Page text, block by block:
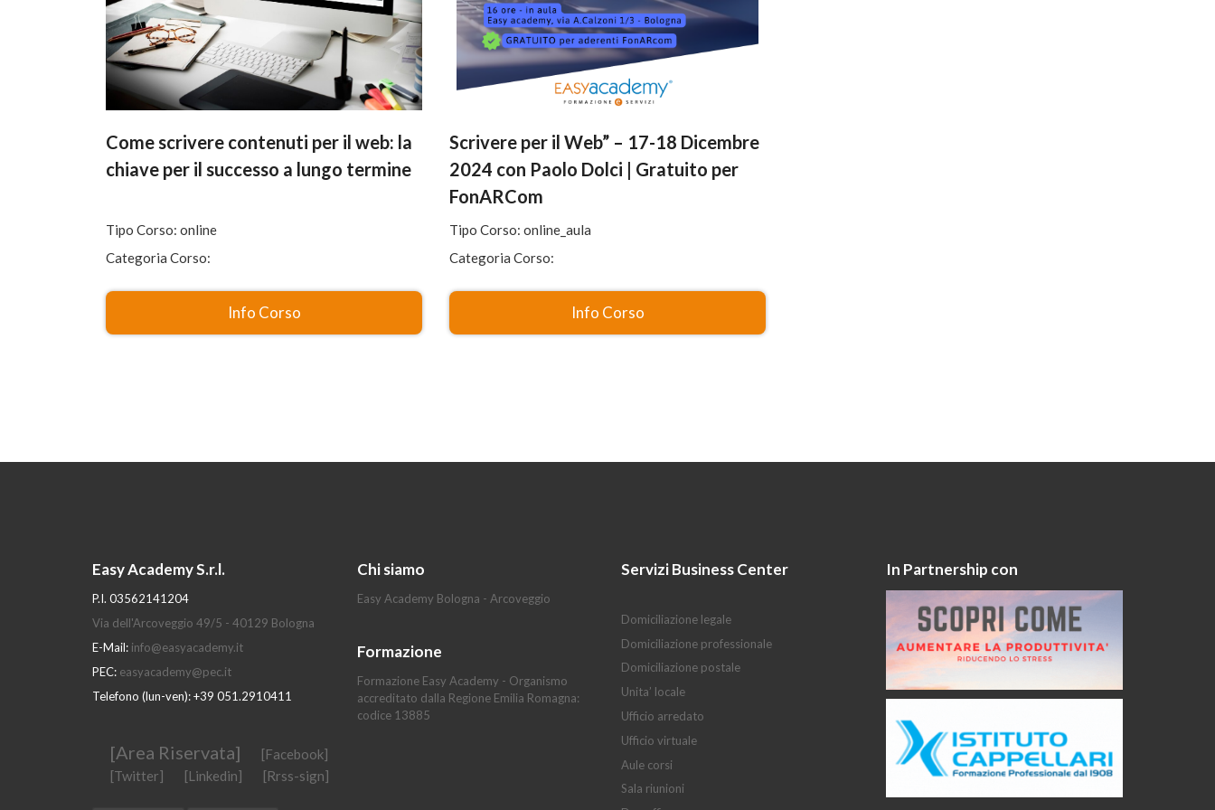
Come scrivere contenuti per il web: la
chiave per il successo a lungo termine
Tipo Corso: online
Categoria Corso:
Info Corso
Scrivere per il Web” – 17-18 Dicembre
2024 con Paolo Dolci | Gratuito per
FonARCom
Tipo Corso: online_aula
Categoria Corso:
Info Corso
Easy Academy S.r.l.
P.I. 03562141204
Via dell'Arcoveggio 49/5 - 40129 Bologna
E-Mail: info@easyacademy.it
PEC: easyacademy@pec.it
Telefono (lun-ven): +39 051.2910411
[Area Riservata]
[Facebook]
[Twitter]
[Linkedin] [Rrss-sign]
Chi siamo
Easy Academy Bologna - Arcoveggio
Formazione
Formazione Easy Academy - Organismo
accreditato dalla Regione Emilia Romagna:
codice 13885
Servizi Business Center
Domiciliazione legale
Domiciliazione professionale
Domiciliazione postale
Unita’ locale
Ufficio arredato
Ufficio virtuale
Aule corsi
Sala riunioni
In Partnership con